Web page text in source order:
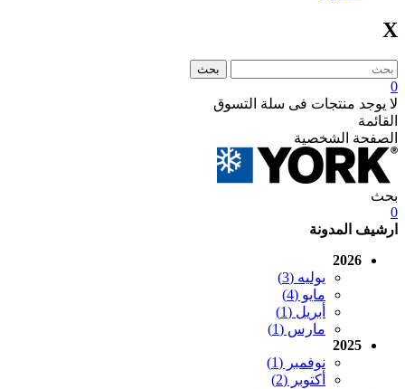
X
بحث
0
لا يوجد منتجات فى سلة التسوق
القائمة
الصفحة الشخصية
بحث
0
ارشيف المدونة
2026
يوليه (3)
مايو (4)
أبريل (1)
مارس (1)
2025
نوفمبر (1)
أكتوبر (2)